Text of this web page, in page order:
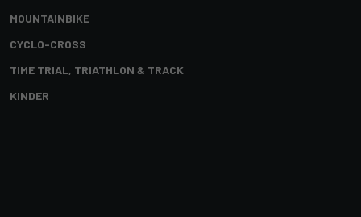
MOUNTAINBIKE
CYCLO-CROSS
TIME TRIAL, TRIATHLON & TRACK
KINDER